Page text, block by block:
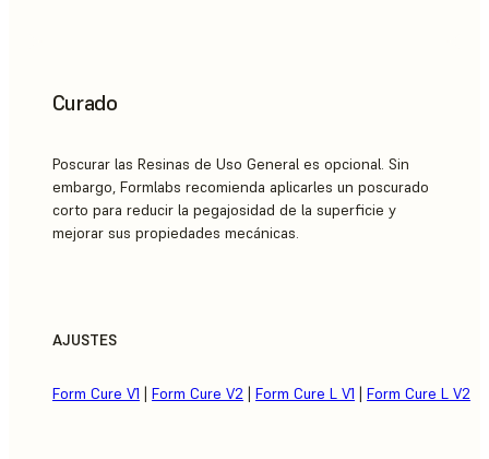
Curado
Poscurar las Resinas de Uso General es opcional. Sin
embargo, Formlabs recomienda aplicarles un poscurado
corto para reducir la pegajosidad de la superficie y
mejorar sus propiedades mecánicas.
AJUSTES
Form Cure V1 | Form Cure V2 | Form Cure L V1 | Form Cure L V2